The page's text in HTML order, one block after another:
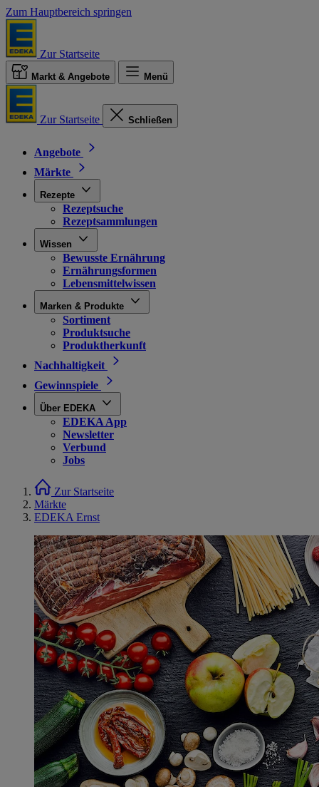
Zum Hauptbereich springen
Zur Startseite
Markt & Angebote Menü
Zur Startseite Schließen
Angebote
Märkte
Rezepte
Rezeptsuche
Rezeptsammlungen
Wissen
Bewusste Ernährung
Ernährungsformen
Lebensmittelwissen
Marken & Produkte
Sortiment
Produktsuche
Produktherkunft
Nachhaltigkeit
Gewinnspiele
Über EDEKA
EDEKA App
Newsletter
Verbund
Jobs
Zur Startseite
Märkte
EDEKA Ernst